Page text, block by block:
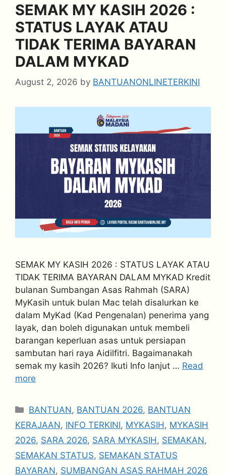
SEMAK MY KASIH 2026 :
STATUS LAYAK ATAU
TIDAK TERIMA BAYARAN
DALAM MYKAD
August 2, 2026 by BANTUANONLINETERKINI
SEMAK MY KASIH 2026 : STATUS LAYAK ATAU
TIDAK TERIMA BAYARAN DALAM MYKAD Kredit
bulanan Sumbangan Asas Rahmah (SARA)
MyKasih untuk bulan Mac telah disalurkan ke
dalam MyKad (Kad Pengenalan) penerima yang
layak, dan boleh digunakan untuk membeli
barangan keperluan asas untuk persiapan
sambutan hari raya Aidilfitri. Bagaimanakah
semak my kasih 2026? Ikuti Info lanjut … Read
more
Categories
BANTUAN, BANTUAN 2026, BANTUAN
KERAJAAN, INFO TERKINI, MYKASIH, MYKASIH
2026, SARA 2026, SARA MYKASIH, SEMAKAN,
SEMAKAN STATUS, SEMAKAN STATUS
BAYARAN, SUMBANGAN ASAS RAHMAH 2026